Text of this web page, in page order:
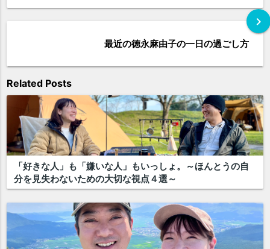
chevron_right
最近の徳永麻由子の一日の過ごし方
Related Posts
「好きな人」も「嫌いな人」もいっしょ。～ほんとうの自
分を見失わないための大切な視点４選～